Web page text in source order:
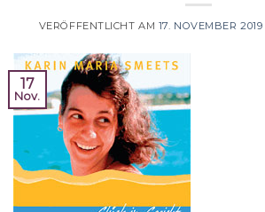
VERÖFFENTLICHT AM 17. NOVEMBER 2019
17
Nov.